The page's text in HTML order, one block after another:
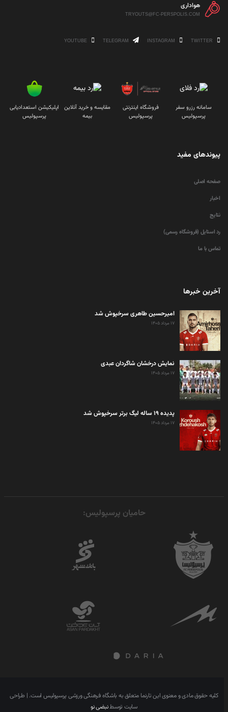
هواداری
TRYOUTS@FC-PERSPOLIS.COM
سامانه رزرو سفر
پرسپولیس
فروشگاه اینترنتی
پرسپولیس
مقایسه و خرید آنلاین
بیمه
اپلیکیشن استعدادیابی
پرسپولیس
پیوندهای مفید
صفحه اصلی
اخبار
نتایج
رد استایل (فروشگاه رسمی)
تماس با ما
آخرین خبرها
امیرحسین طاهری سرخپوش شد
۱۷ مرداد ۱۴۰۵
نمایش درخشان شاگردان عبدی
۱۷ مرداد ۱۴۰۵
پدیده ۱۹ ساله لیگ برتر سرخپوش شد
۱۷ مرداد ۱۴۰۵
حامیان پرسپولیس:
کلیه حقوق مادی و معنوی این تارنما متعلق به باشگاه فرهنگی ورزشی پرسپولیس است. | طراحی
سایت توسطنبضی نو